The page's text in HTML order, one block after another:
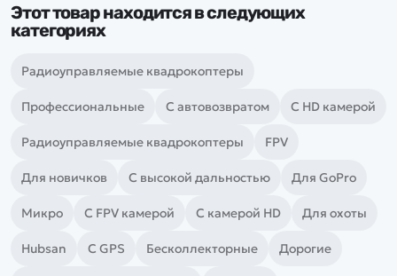
Этот товар находится в следующих
категориях
Радиоуправляемые квадрокоптеры
Профессиональные С автовозвратом С HD камерой
Радиоуправляемые квадрокоптеры FPV
Для новичков С высокой дальностью Для GoPro
Микро С FPV камерой С камерой HD Для охоты
Hubsan С GPS Бесколлекторные Дорогие